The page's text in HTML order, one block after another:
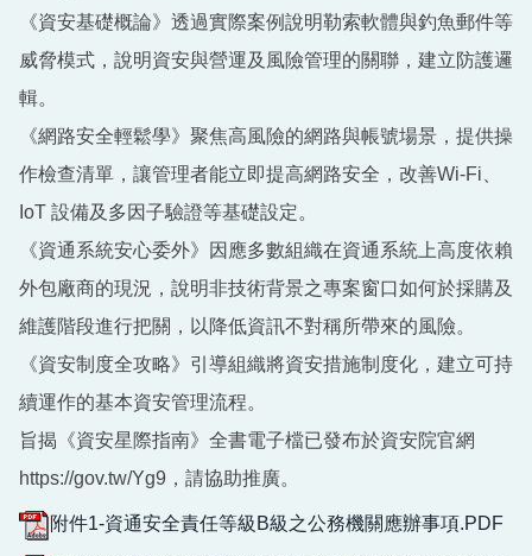
《資安基礎概論》透過實際案例說明勒索軟體與釣魚郵件等
威脅模式，說明資安與營運及風險管理的關聯，建立防護邏
輯。
《網路安全輕鬆學》聚焦高風險的網路與帳號場景，提供操
作檢查清單，讓管理者能立即提高網路安全，改善Wi-Fi、
IoT 設備及多因子驗證等基礎設定。
《資通系統安心委外》因應多數組織在資通系統上高度依賴
外包廠商的現況，說明非技術背景之專案窗口如何於採購及
維護階段進行把關，以降低資訊不對稱所帶來的風險。
《資安制度全攻略》引導組織將資安措施制度化，建立可持
續運作的基本資安管理流程。
旨揭《資安星際指南》全書電子檔已發布於資安院官網
https://gov.tw/Yg9，請協助推廣。
附件1-資通安全責任等級B級之公務機關應辦事項.PDF